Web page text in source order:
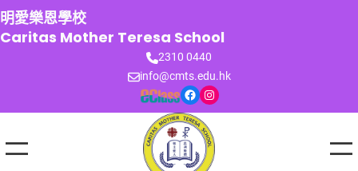
跳
至
主
明愛樂恩學校
Caritas Mother Teresa School
2310 0440
info@cmts.edu.hk
Facebook Instagram